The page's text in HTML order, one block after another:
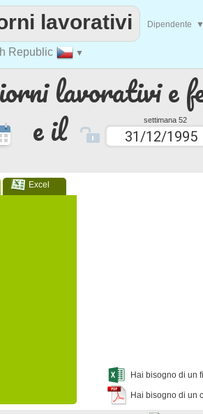
lavorativi e
e il settimana 52
Excel
Hai bisogno di un
Hai bisogno di un
Republic ▼
lavorativi Dipendente ▼